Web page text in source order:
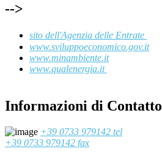
-->
sito dell'Agenzia delle Entrate
www.sviluppoeconomico.gov.it
www.minambiente.it
www.qualenergia.it
Informazioni di Contatto
+39 0733 979142 tel
+39 0733 979142 fax